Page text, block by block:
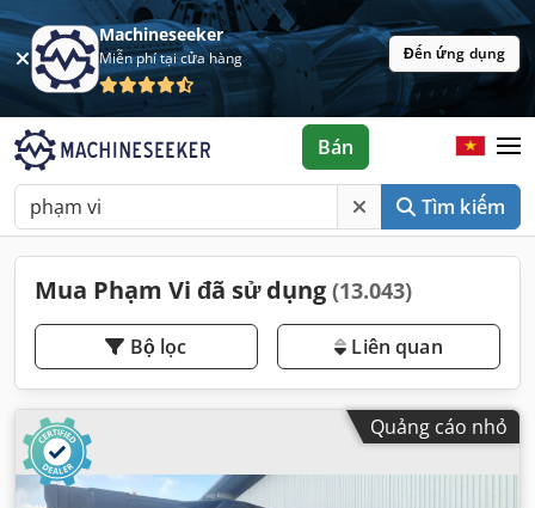
Machineseeker
Miễn phí tại cửa hàng Đến ứng dụng
Tìm kiếm
Bán
Mua Phạm Vi đã sử dụng (13.043)
Bộ lọc Liên quan
Quảng cáo nhỏ